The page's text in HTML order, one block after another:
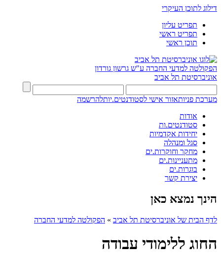
דילוג לתוכן העיקרי
תפריט עליון
תפריט ראשי
תוכן ראשי
הפקולטה למדעי החברה ע"ש גרשון גורדון
אוניברסיטת תל אביב
מערכת פניותאזור אישי לסטודנטים.יותלהרשמה
אודות
סטודנטים.ות
יחידות אקדמיות
סגל ומנהלה
מחקר וחוקרות.ים
מתעניינות.ים
בוגרות.ים
יצירת קשר
הינך נמצא כאן
לדף הבית של אוניברסיטת תל אביב » הפקולטה למדעי החברה
החוג ללימודי עבודה